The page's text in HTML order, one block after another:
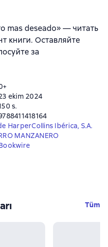
mas deseado» — читать
книги. Оставляйте
за
ekim 2024
s.
HarperCollins Ibérica, S.A.
MANZANERO
Tüm